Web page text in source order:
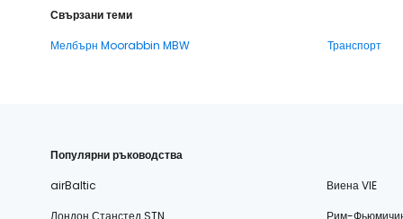
Свързани теми
Мелбърн Moorabbin MBW
Транспорт
Популярни ръководства
airBaltic
Виена VIE
Лондон Станстед STN
Рим-